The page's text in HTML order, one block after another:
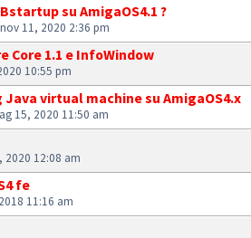
su AmigaOS4.1 ?
11, 2020 2:36 pm
Core 1.1 e InfoWindow
10:55 pm
virtual machine su AmigaOS4.x
15, 2020 11:50 am
2020 12:08 am
fe
11:16 am